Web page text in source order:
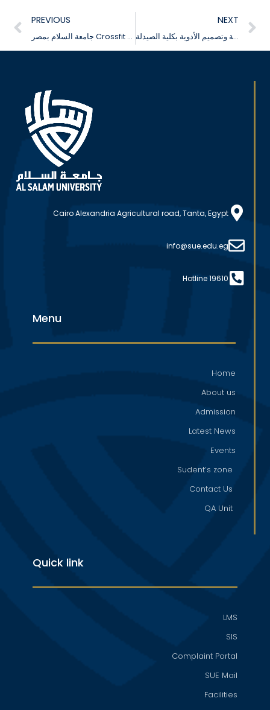
PREVIOUS
جامعة السلام بمصر Crossfit بطولة
NEXT
افتتاح معمل القولبة الجزيئية وتصميم الأدوية بكلية الصيدلة
Cairo Alexandria Agricultural road, Tanta, Egypt
info@sue.edu.eg
Hotline 19610
Menu
Home
About us
Admission
Latest News
Events
Sudent’s zone
Contact Us
QA Unit
Quick link
LMS
SIS
Complaint Portal
SUE Mail
Facilities